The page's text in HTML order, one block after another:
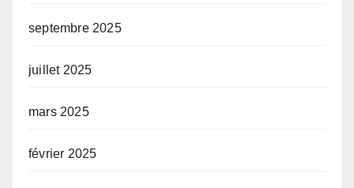
septembre 2025
juillet 2025
mars 2025
février 2025